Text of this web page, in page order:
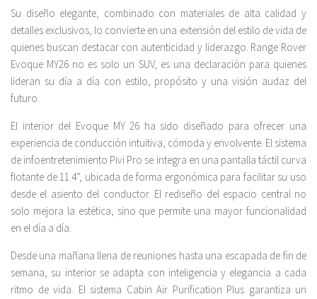
Su diseño elegante, combinado con materiales de alta calidad y
detalles exclusivos, lo convierte en una extensión del estilo de vida de
quienes buscan destacar con autenticidad y liderazgo. Range Rover
Evoque MY26 no es solo un SUV, es una declaración para quienes
lideran su día a día con estilo, propósito y una visión audaz del
futuro.
El interior del Evoque MY 26 ha sido diseñado para ofrecer una
experiencia de conducción intuitiva, cómoda y envolvente. El sistema
de infoentretenimiento Pivi Pro se integra en una pantalla táctil curva
flotante de 11.4”, ubicada de forma ergonómica para facilitar su uso
desde el asiento del conductor. El rediseño del espacio central no
solo mejora la estética, sino que permite una mayor funcionalidad
en el día a día.
Desde una mañana llena de reuniones hasta una escapada de fin de
semana, su interior se adapta con inteligencia y elegancia a cada
ritmo de vida. El sistema Cabin Air Purification Plus garantiza un